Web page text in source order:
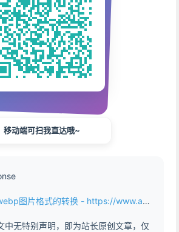
移动端可扫我直达哦~
片格式的转换 - https://www.abddb.com/google_webp_img_format.html
中无特别声明，即为站长原创文章，仅